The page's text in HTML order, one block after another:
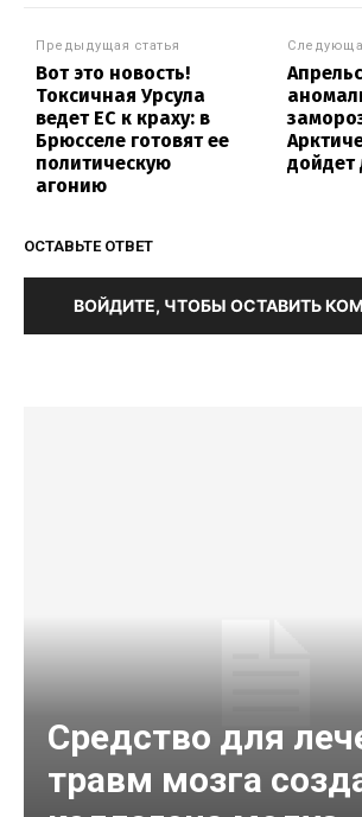
Предыдущая статья
Вот это новость!
Токсичная Урсула
ведет ЕС к краху: в
Брюсселе готовят ее
политическую
агонию
дойдет
ОСТАВЬТЕ ОТВЕТ
ВОЙДИТЕ, ЧТОБЫ ОСТАВИТЬ
Средство для
травм мозга